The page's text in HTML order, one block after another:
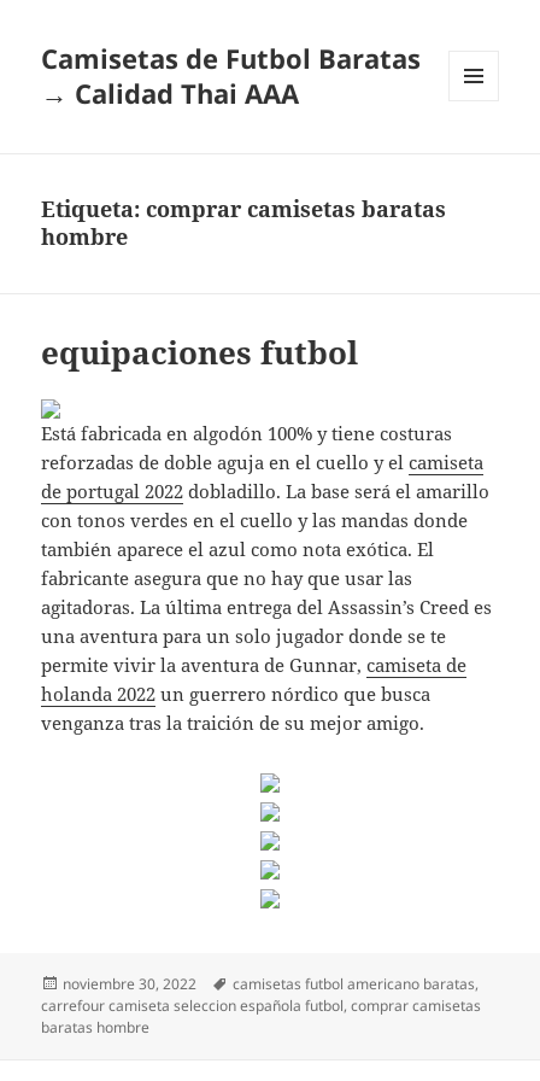
Camisetas de Futbol Baratas
→ Calidad Thai AAA
Etiqueta:comprar camisetas baratas
hombre
equipaciones futbol
Está fabricada en algodón 100% y tiene costuras
reforzadas de doble aguja en el cuello y elcamiseta
de portugal 2022 dobladillo. La base será el amarillo
con tonos verdes en el cuello y las mandas donde
también aparece el azul como nota exótica. El
fabricante asegura que no hay que usar las
agitadoras. La última entrega del Assassin’s Creed es
una aventura para un solo jugador donde se te
permite vivir la aventura de Gunnar,camiseta de
holanda 2022 un guerrero nórdico que busca
venganza tras la traición de su mejor amigo.
Publicado
el
noviembre 30, 2022 Etiquetas
camisetas futbol americano baratas,
carrefour camiseta seleccion española futbol,comprar camisetas
baratas hombre